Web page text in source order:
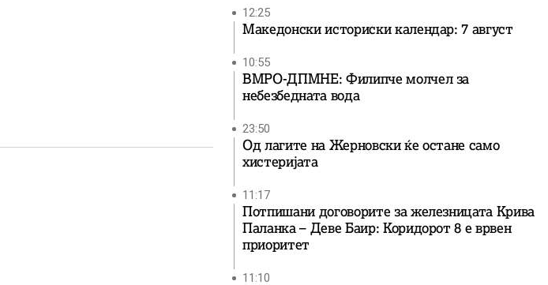
12:25
Македонски историски календар: 7 август
10:55
ВМРО-ДПМНЕ: Филипче молчел за
небезбедната вода
23:50
Од лагите на Жерновски ќе остане само
хистеријата
11:17
Потпишани договорите за железницата Крива
Паланка – Деве Баир: Коридорот 8 е врвен
приоритет
11:10